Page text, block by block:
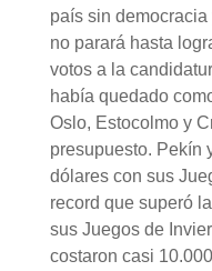
país sin
no parará hasta
votos a la
había quedado
Oslo, Estocolmo y
presupuesto. Pekín
dólares con sus
record que superó
sus Juegos de
costaron casi